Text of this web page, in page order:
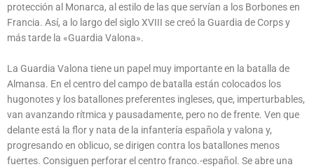
protección al Monarca, al estilo de las que servían a los Borbones en
Francia. Así, a lo largo del siglo XVIII se creó la Guardia de Corps y
más tarde la «Guardia Valona».
La Guardia Valona tiene un papel muy importante en la batalla de
Almansa. En el centro del campo de batalla están colocados los
hugonotes y los batallones preferentes ingleses, que, imperturbables,
van avanzando rítmica y pausadamente, pero no de frente. Ven que
delante está la flor y nata de la infantería española y valona y,
progresando en oblicuo, se dirigen contra los batallones menos
fuertes. Consiguen perforar el centro franco.-español. Se abre una